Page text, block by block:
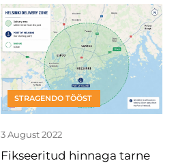
STRAGENDO TÖÖST
3 August 2022
Fikseeritud hinnaga tarne